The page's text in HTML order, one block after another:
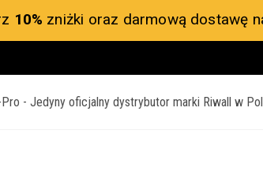
10% zniżki oraz darmową dostawę